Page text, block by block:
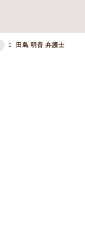
田島 明音 弁護士